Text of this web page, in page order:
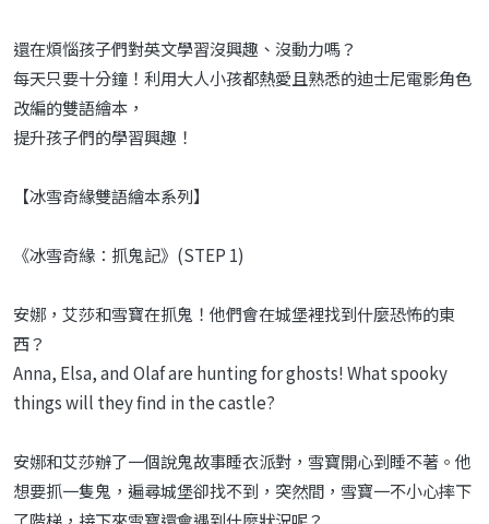
還在煩惱孩子們對英文學習沒興趣、沒動力嗎？
每天只要十分鐘！利用大人小孩都熱愛且熟悉的迪士尼電影角色
改編的雙語繪本，
提升孩子們的學習興趣！
【冰雪奇緣雙語繪本系列】
《冰雪奇緣：抓鬼記》(STEP 1)
安娜，艾莎和雪寶在抓鬼！他們會在城堡裡找到什麼恐怖的東
西？
Anna, Elsa, and Olaf are hunting for ghosts! What spooky
things will they find in the castle?
安娜和艾莎辦了一個說鬼故事睡衣派對，雪寶開心到睡不著。他
想要抓一隻鬼，遍尋城堡卻找不到，突然間，雪寶一不小心摔下